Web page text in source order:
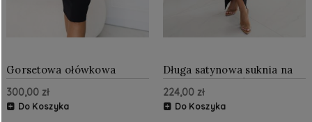
Gorsetowa ołówkowa
sukienka midi z odkrytymi
ramionami Czarna
300,00 zł
Do Koszyka
Długa satynowa suknia na
jedno ramię z różami
Czarna
224,00 zł
Do Koszyka